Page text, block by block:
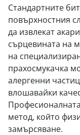
Стандартните
повърхностния
да извлекат
сърцевината на
на
прахосмукачка
алергенни
влошавайки
Професионалната
метод, който
замърсяване.